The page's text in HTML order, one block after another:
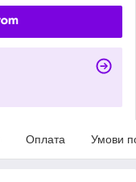
Оплата Умови